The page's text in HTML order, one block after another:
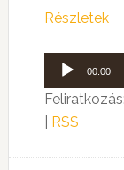
Részletek
Audió
lejátszó
00:00
Feliratkozás:
RSS